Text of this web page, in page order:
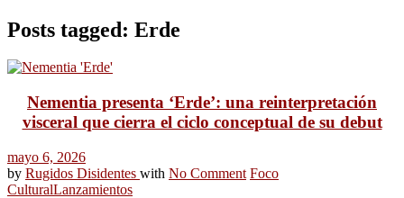
Posts tagged: Erde
Nementia presenta ‘Erde’: una reinterpretación
visceral que cierra el ciclo conceptual de su debut
mayo 6, 2026
by Rugidos Disidentes with No Comment Foco
CulturalLanzamientos